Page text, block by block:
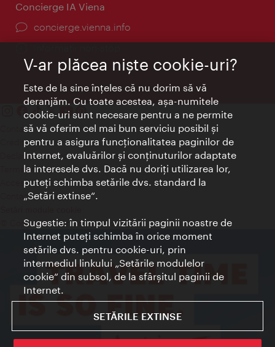
Concierge IA Viena
concierge.vienna.info
Contact
Credits
Declaraţie privind protecţia datelor
Terms of Use
Accesibilitate
Contact presa
© Copyright Wien Tourismus
V-ar plăcea nişte cookie-uri?
Este de la sine înţeles că nu dorim să vă
deranjăm. Cu toate acestea, aşa-numitele
cookie-uri sunt necesare pentru a ne permite
să vă oferim cel mai bun serviciu posibil şi
pentru a asigura funcţionalitatea paginilor de
Internet, evaluărilor şi conţinuturilor adaptate
la interesele dvs. Dacă nu doriţi utilizarea lor,
puteţi schimba setările dvs. standard la
„Setări extinse“.
Sugestie: în timpul vizitării paginii noastre de
Internet puteţi schimba în orice moment
setările dvs. pentru cookie-uri, prin
intermediul linkului „Setările modulelor
cookie“ din subsol, de la sfârşitul paginii de
Internet.
SETĂRILE EXTINSE